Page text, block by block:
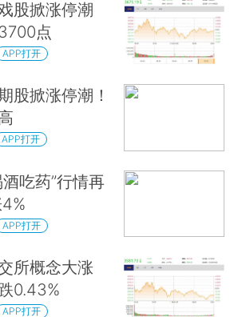
股掀涨停潮
点
APP打开
股掀涨停潮！
APP打开
吃药”行情再
APP打开
所概念大涨
0.43%
APP打开